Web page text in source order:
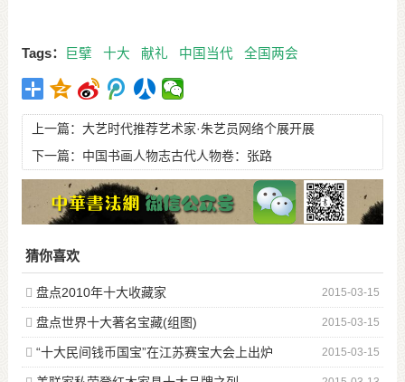
Tags： 巨擘 十大 献礼 中国当代 全国两会
上一篇： 大艺时代推荐艺术家·朱艺员网络个展开展
下一篇： 中国书画人物志古代人物卷：张路
猜你喜欢
2015-03-15
盘点2010年十大收藏家
2015-03-15
盘点世界十大著名宝藏(组图)
2015-03-15
“十大民间钱币国宝”在江苏赛宝大会上出炉